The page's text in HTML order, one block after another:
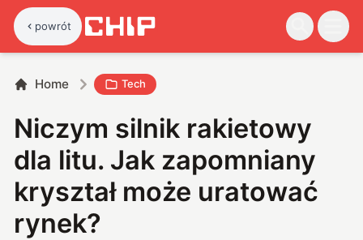
powrót
Home Tech
Niczym silnik rakietowy
dla litu. Jak zapomniany
kryształ może uratować
rynek?